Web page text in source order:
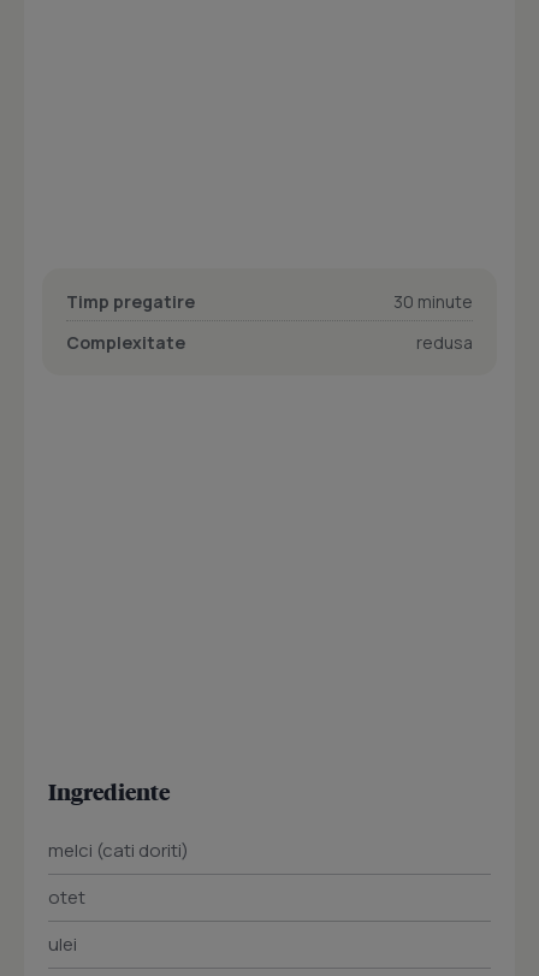
Timp pregatire
30 minute
Complexitate
redusa
Ingrediente
melci (cati doriti)
otet
ulei